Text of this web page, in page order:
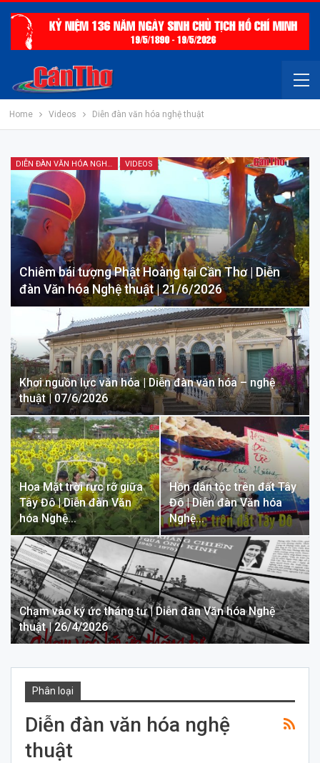
Home Videos Diễn đàn văn hóa nghệ thuật
DIỄN ĐÀN VĂN HÓA NGHỆ THUẬT VIDEOS
Chiêm bái tượng Phật Hoàng tại Cần Thơ | Diễn
đàn Văn hóa Nghệ thuật | 21/6/2026
Khơi nguồn lực văn hóa | Diễn đàn văn hóa – nghệ
thuật | 07/6/2026
Hoa Mặt trời rực rỡ giữa
Tây Đô | Diễn đàn Văn
hóa Nghệ…
Hồn dân tộc trên đất Tây
Đô | Diễn đàn Văn hóa
Nghệ…
Chạm vào ký ức tháng tư | Diễn đàn Văn hóa Nghệ
thuật | 26/4/2026
Phân loại
Diễn đàn văn hóa nghệ
thuật